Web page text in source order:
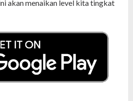
akan menaikan level kita tingkat